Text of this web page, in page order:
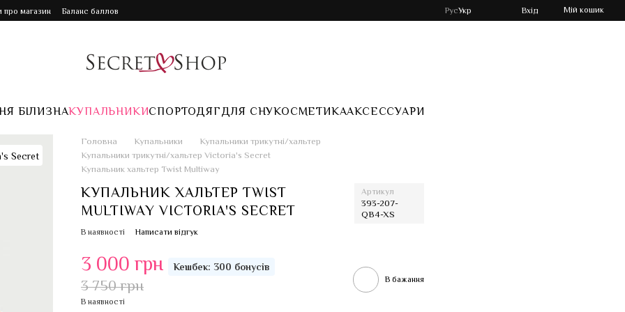
про магазин Баланс баллов РусУкр Вхід Мій кошик
БІЛИЗНАКУПАЛЬНИКИСПОРТОДЯГДЛЯ СНУКОСМЕТИКААКСЕССУАРИ
Головна Купальники
Купальники трикутні/хальтер
Купальники трикутні/хальтер Victoria's Secret
Купальник хальтер Twist Multiway
КУПАЛЬНИК ХАЛЬТЕР TWIST
MULTIWAY VICTORIA'S SECRET
Артикул
393-207-
QB4-XS
В наявності Написати відгук
3 000 грн Кешбек: 300 бонусів
3 750 грн
В наявності
В бажання